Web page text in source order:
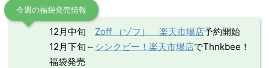
今週の福袋発売情報
12月中旬 Zoff （ゾフ） 楽天市場店予約開始
12月下旬～ シンクビー！楽天市場店でThnkbee！
福袋発売